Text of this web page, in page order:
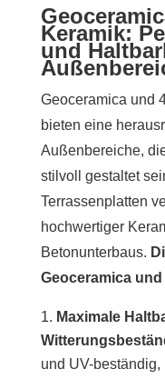
Keramik:
und
Geoceramica und
bieten eine
Außenbereiche,
stilvoll gestaltet
Terrassenplatten
hochwertiger
Betonunterbaus.
Geoceramica
Maximale
und UV-